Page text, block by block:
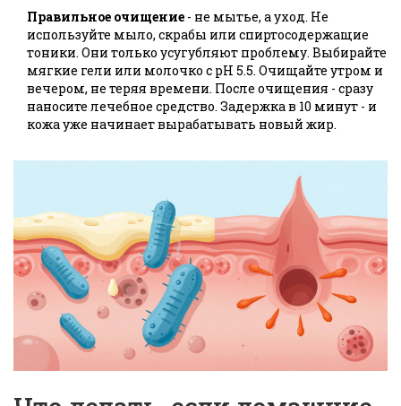
Правильное очищение - не мытье, а уход. Не
используйте мыло, скрабы или спиртосодержащие
тоники. Они только усугубляют проблему. Выбирайте
мягкие гели или молочко с pH 5.5. Очищайте утром и
вечером, не теряя времени. После очищения - сразу
наносите лечебное средство. Задержка в 10 минут - и
кожа уже начинает вырабатывать новый жир.